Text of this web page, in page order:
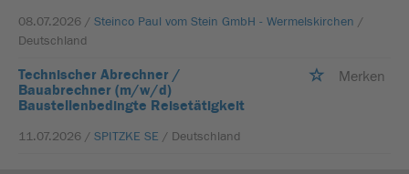
08.07.2026 / Steinco Paul vom Stein GmbH - Wermelskirchen /
Deutschland
Technischer Abrechner /
Bauabrechner (m/w/d)
Baustellenbedingte Reisetätigkeit
Merken
11.07.2026 / SPITZKE SE / Deutschland